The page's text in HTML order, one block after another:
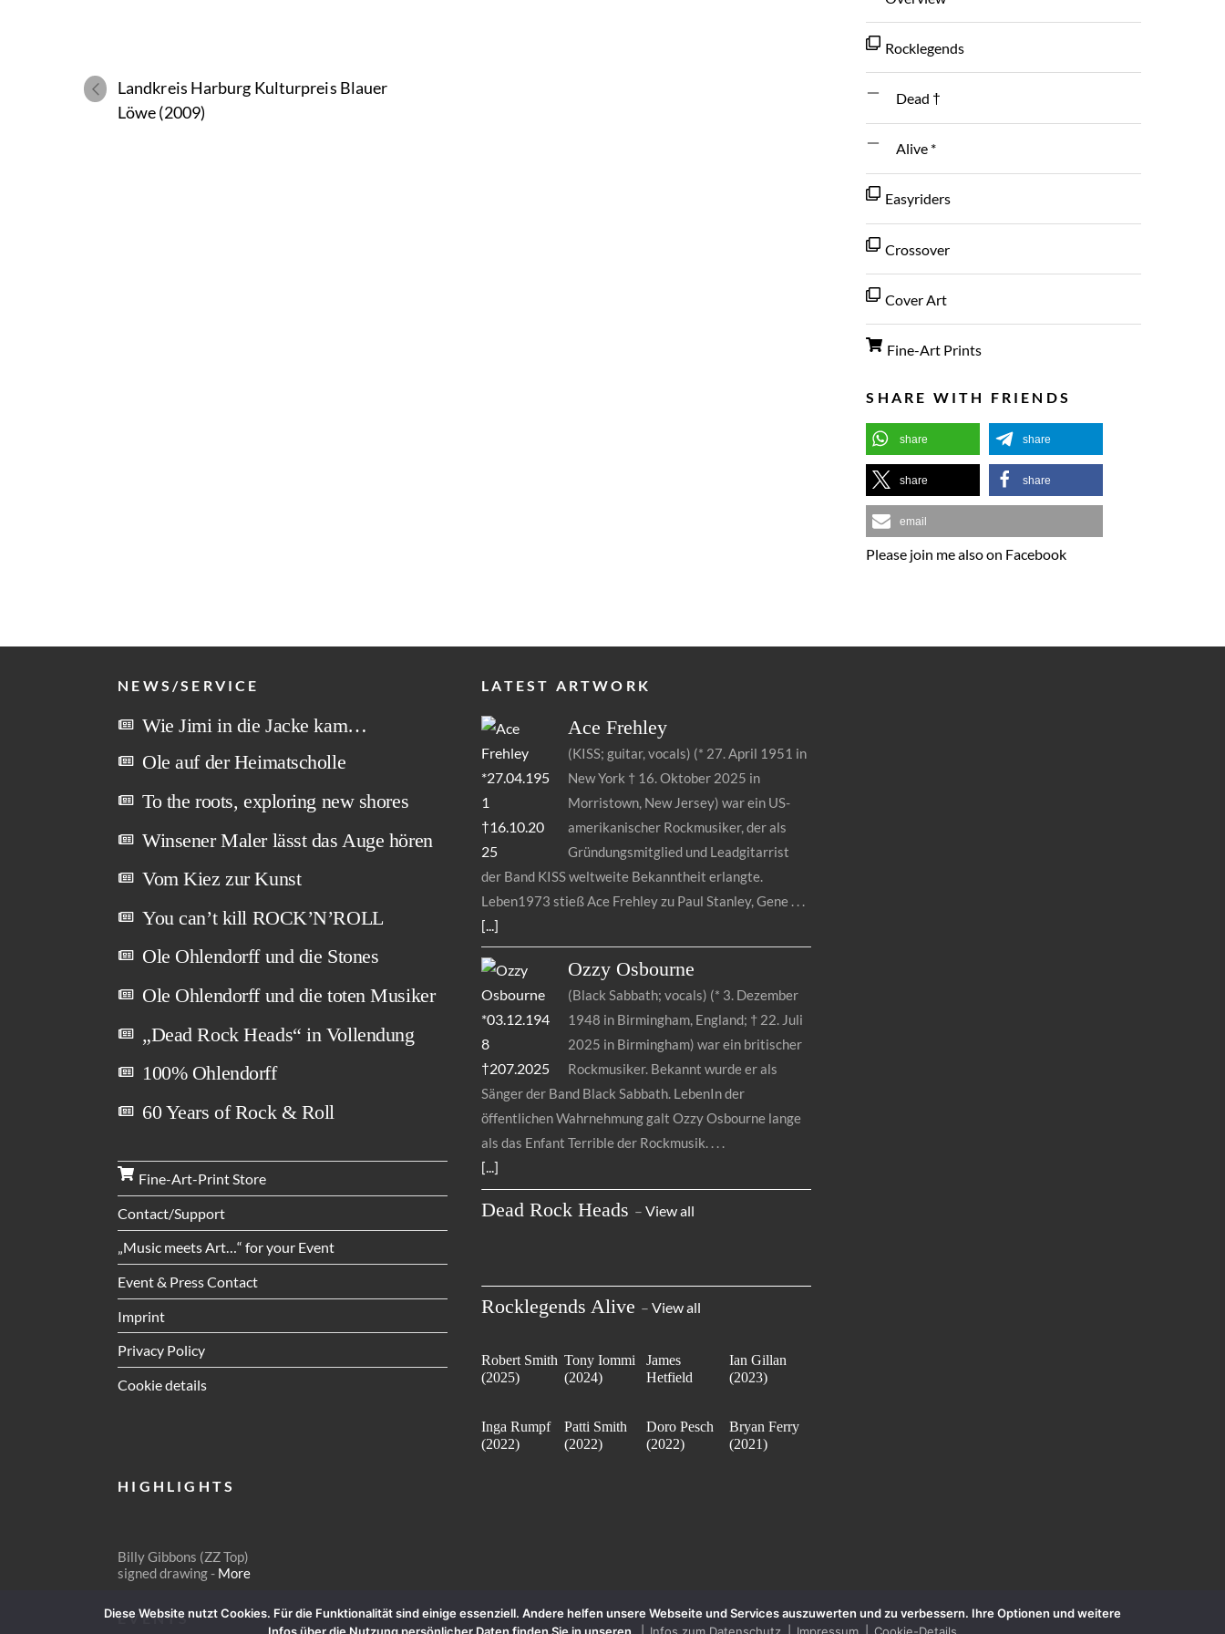
Landkreis Harburg Kulturpreis Blauer
Löwe (2009)
Rocklegends
Dead †
Alive *
Easyriders
Crossover
Cover Art
Fine-Art Prints
SHARE WITH FRIENDS
share share
share share
email
Please join me also on Facebook
NEWS/SERVICE
Wie Jimi in die Jacke kam…
Ole auf der Heimatscholle
To the roots, exploring new shores
Winsener Maler lässt das Auge hören
Vom Kiez zur Kunst
You can’t kill ROCK’N’ROLL
Ole Ohlendorff und die Stones
Ole Ohlendorff und die toten Musiker
„Dead Rock Heads“ in Vollendung
100% Ohlendorff
60 Years of Rock & Roll
Fine-Art-Print Store
Contact/Support
„Music meets Art…“ for your Event
Event & Press Contact
Imprint
Privacy Policy
Cookie details
LATEST ARTWORK
AceFrehley
(KISS; guitar, vocals) (* 27. April 1951 in
New York † 16. Oktober 2025 in
Morristown, New Jersey) war ein US-
amerikanischer Rockmusiker, der als
Gründungsmitglied und Leadgitarrist
der Band KISS weltweite Bekanntheit erlangte.
Leben1973 stieß Ace Frehley zu Paul Stanley, Gene
[...]
Ozzy Osbourne
(Black Sabbath; vocals) (* 3. Dezember
1948 in Birmingham, England; † 22. Juli
2025 in Birmingham) war ein britischer
Rockmusiker. Bekannt wurde er als
Sänger der Band Black Sabbath. LebenIn der
öffentlichen Wahrnehmung galt Ozzy Osbourne lange
als das Enfant Terrible der Rockmusik.
[...]
Dead Rock Heads –View all
Rocklegends Alive –View all
Robert Smith
(2025)
Tony Iommi
(2024)
James
Hetfield
Ian Gillan
(2023)
Inga Rumpf
(2022)
Patti Smith
(2022)
Doro Pesch
(2022)
Bryan Ferry
(2021)
HIGHLIGHTS
Billy Gibbons (ZZ Top)
signed drawing - More
EVENTS
Diese Website nutzt Cookies. Für die Funktionalität sind einige essenziell. Andere helfen unsere Webseite und Services auszuwerten und zu verbessern. Ihre Optionen und weitere